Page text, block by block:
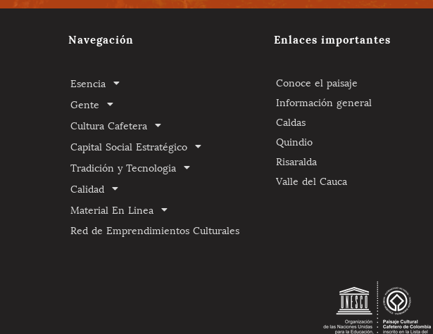
Navegación
Esencia
Gente
Cultura Cafetera
Capital Social Estratégico
Tradición y Tecnologia
Calidad
Material En Linea
Red de Emprendimientos Culturales
Enlaces importantes
Conoce el paisaje
Información general
Caldas
Quindio
Risaralda
Valle del Cauca